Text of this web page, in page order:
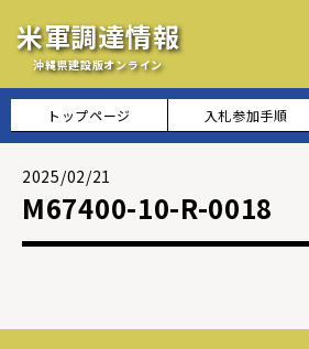
米軍調達情報
沖縄県建設版オンライン
トップページ 入札参加手順
2025/02/21
M67400-10-R-0018